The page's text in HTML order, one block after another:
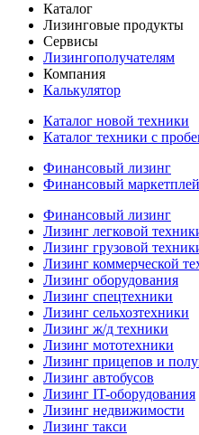
Каталог
Лизинговые продукты
Сервисы
Лизингополучателям
Компания
Калькулятор
Каталог новой техники
Каталог техники с
Финансовый лизинг
Финансовый
Финансовый лизинг
Лизинг легковой
Лизинг грузовой
Лизинг коммерческой
Лизинг оборудования
Лизинг спецтехники
Лизинг сельхозтехники
Лизинг ж/д техники
Лизинг мототехники
Лизинг прицепов и
Лизинг автобусов
Лизинг IT-оборудования
Лизинг недвижимости
Лизинг такси